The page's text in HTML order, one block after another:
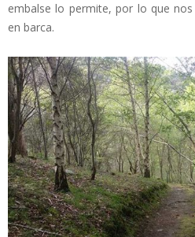
embalse lo permite, por lo que
en barca.